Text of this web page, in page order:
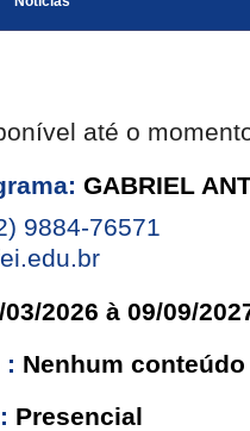
até o
GABRIEL
9884-76571
03/2026 à 09/09/
: Nenhum
Presencial